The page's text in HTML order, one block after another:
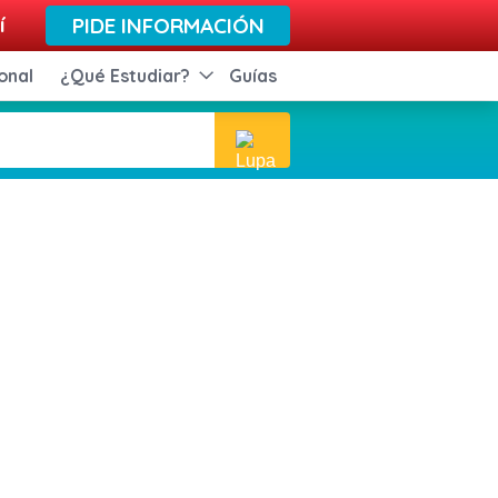
PIDE INFORMACIÓN
¿Qué Estudiar? Guías